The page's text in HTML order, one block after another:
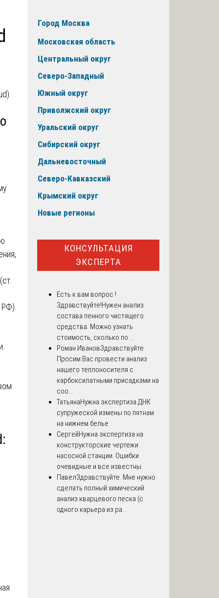
Город Москва
Московская область
Центральный округ
Северо-Западный
Южный округ
Приволжский округ
Уральский округ
Сибирский округ
Дальневосточный
Северо-Кавказский
Крымский округ
Новые регионы
КОНСУЛЬТАЦИЯ
ЭКСПЕРТА
Есть к вам вопрос !
Здравствуйте!Нужен анализ
состава пенного чистящего
средства. Можно узнать
стоимость, сколько по ...
Роман ИвановЗдравствуйте.
Просим Вас провести анализ
нашего теплоносителя с
карбоксилатными присадками на
соо...
ТатьянаНужна экспертиза ДНК
супружеской измены по пятнам
на нижнем белье
СергейНужна экспертиза на
конструкторские чертежи
насосной станции. Ошибки
очевидные и все известны.
ПавелЗдравствуйте. Мне нужно
сделать полный химический
анализ кварцевого песка (с
одного карьера из ра...